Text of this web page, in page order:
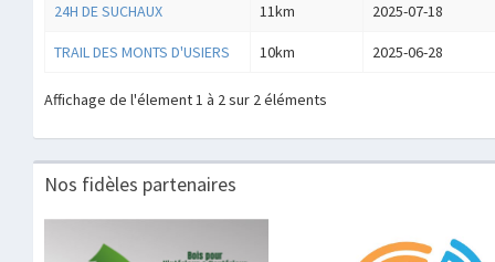
24H DE SUCHAUX 11km 2025-07-18
TRAIL DES MONTS D'USIERS 10km 2025-06-28
Affichage de l'élement 1 à 2 sur 2 éléments
Nos fidèles partenaires